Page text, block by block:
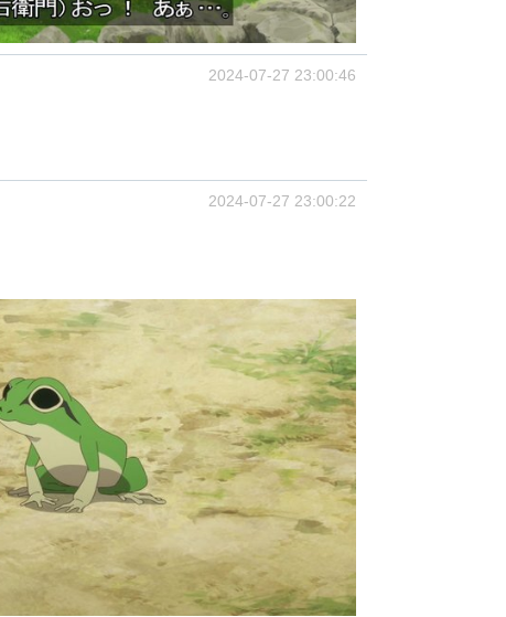
2024-07-27 23:00:46
2024-07-27 23:00:22